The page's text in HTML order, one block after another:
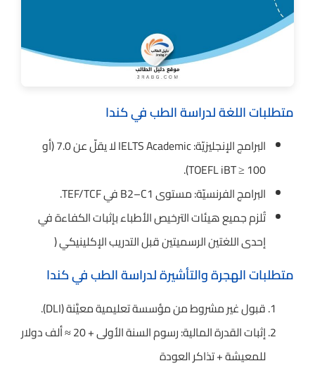
متطلبات اللغة لدراسة الطب في كندا
البرامج الإنجليزيّة: IELTS Academic لا يقلّ عن 7.0 (أو
TOEFL iBT ≥ 100).
البرامج الفرنسيّة: مستوى B2–C1 في TEF/TCF.
تُلزم جميع هيئات الترخيص الأطباء بإثبات الكفاءة في
إحدى اللغتين الرسميتين قبل التدريب الإكلينيكي (
متطلبات الهجرة والتأشيرة لدراسة الطب في كندا
قبول غير مشروط من مؤسسة تعليمية معيَّنة (DLI).
إثبات القدرة المالية: رسوم السنة الأولى + ‎≈ 20 ألف دولار
للمعيشة + تذاكر العودة